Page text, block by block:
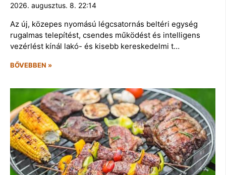
2026. augusztus. 8. 22:14
Az új, közepes nyomású légcsatornás beltéri egység
rugalmas telepítést, csendes működést és intelligens
vezérlést kínál lakó- és kisebb kereskedelmi t…
BŐVEBBEN »